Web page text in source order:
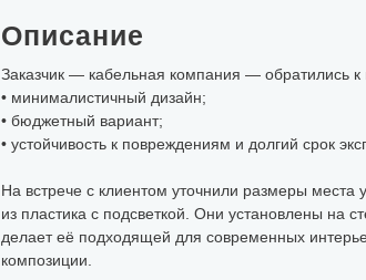
Описание
Заказчик — кабельная компания — обратились
• минималистичный дизайн;
• бюджетный вариант;
• устойчивость к повреждениям и долгий срок
На встрече с клиентом уточнили размеры
из пластика с подсветкой. Они установлены на
делает её подходящей для современных
композиции.